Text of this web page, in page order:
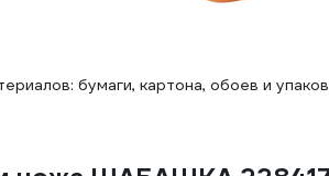
бумаги, картона, обоев и